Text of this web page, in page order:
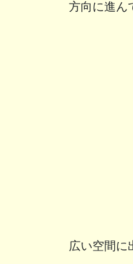
方向に進ん
広い空間に